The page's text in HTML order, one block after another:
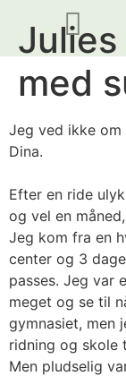
med
Jeg ved ikke
Dina.
Efter en ride
og vel en
Jeg kom fra en
center og 3
passes. Jeg var
meget og se til
gymnasiet, men
ridning og skole
Men pludselig